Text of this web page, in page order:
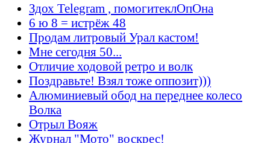
Здох Telegram , помогитеклОпОна
6 ю 8 = истрёж 48
Продам литровый Урал кастом!
Мне сегодня 50...
Отличие ходовой ретро и волк
Поздравьте! Взял тоже оппозит)))
Алюминиевый обод на переднее колесо
Волка
Отрыл Вояж
Журнал "Мото" воскрес!